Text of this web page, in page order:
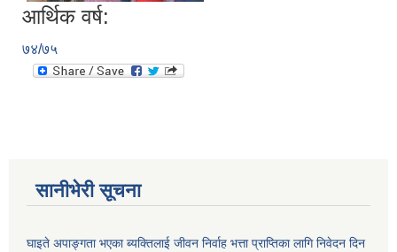
आर्थिक वर्ष:
७४/७५
सानीभेरी सूचना
घाइते अपाङ्गता भएका ब्यक्तिलाई जीवन निर्वाह भत्ता प्राप्तिका लागि निवेदन दिन